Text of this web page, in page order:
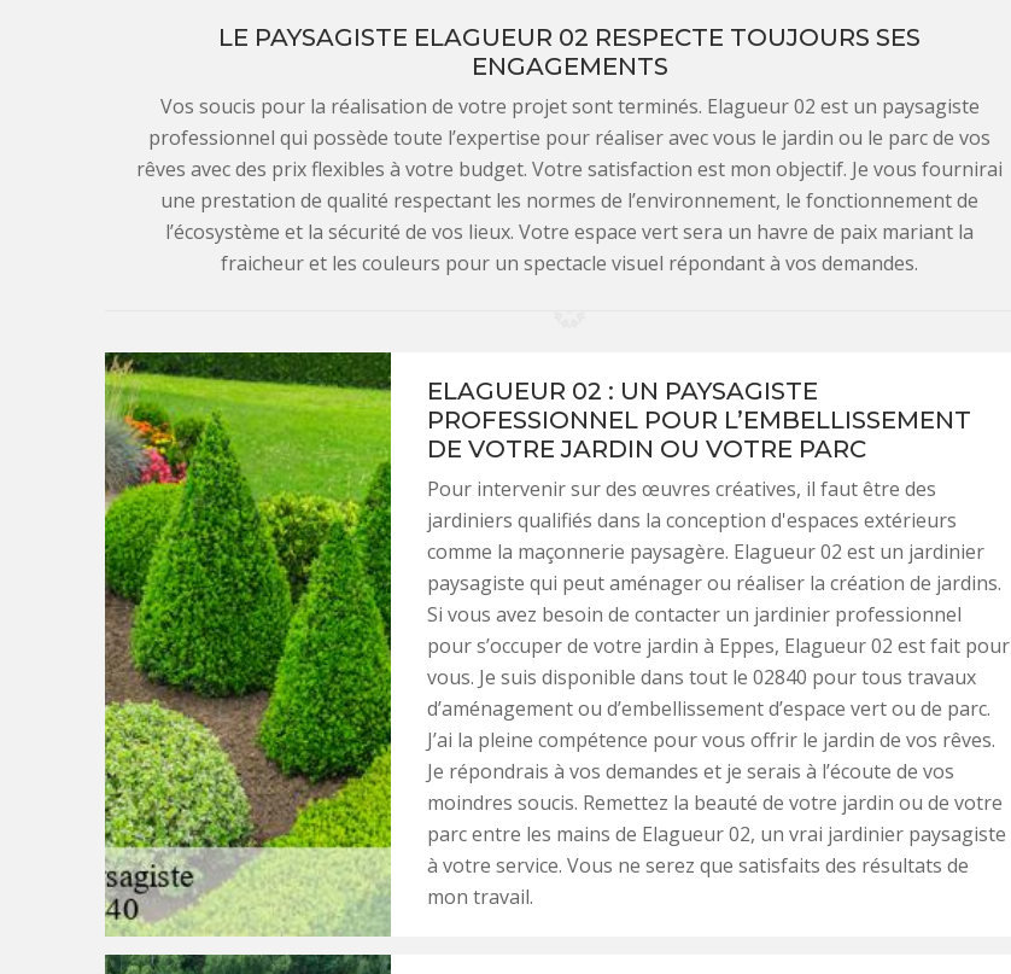
LE PAYSAGISTE ELAGUEUR 02 RESPECTE TOUJOURS SES
ENGAGEMENTS
Vos soucis pour la réalisation de votre projet sont terminés. Elagueur 02 est un paysagiste
professionnel qui possède toute l’expertise pour réaliser avec vous le jardin ou le parc de vos
rêves avec des prix flexibles à votre budget. Votre satisfaction est mon objectif. Je vous fournirai
une prestation de qualité respectant les normes de l’environnement, le fonctionnement de
l’écosystème et la sécurité de vos lieux. Votre espace vert sera un havre de paix mariant la
fraicheur et les couleurs pour un spectacle visuel répondant à vos demandes.
ELAGUEUR 02 : UN PAYSAGISTE
PROFESSIONNEL POUR L’EMBELLISSEMENT
DE VOTRE JARDIN OU VOTRE PARC
Pour intervenir sur des œuvres créatives, il faut être des
jardiniers qualifiés dans la conception d'espaces extérieurs
comme la maçonnerie paysagère. Elagueur 02 est un jardinier
paysagiste qui peut aménager ou réaliser la création de jardins.
Si vous avez besoin de contacter un jardinier professionnel
pour s’occuper de votre jardin à Eppes, Elagueur 02 est fait pour
vous. Je suis disponible dans tout le 02840 pour tous travaux
d’aménagement ou d’embellissement d’espace vert ou de parc.
J’ai la pleine compétence pour vous offrir le jardin de vos rêves.
Je répondrais à vos demandes et je serais à l’écoute de vos
moindres soucis. Remettez la beauté de votre jardin ou de votre
parc entre les mains de Elagueur 02, un vrai jardinier paysagiste
à votre service. Vous ne serez que satisfaits des résultats de
mon travail.